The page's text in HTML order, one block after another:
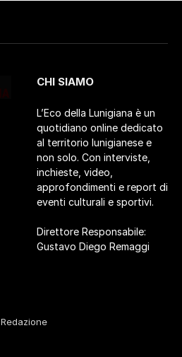
CHI SIAMO
L’Eco della Lunigiana è un
quotidiano online dedicato
al territorio lunigianese e
non solo. Con interviste,
inchieste, video,
approfondimenti e report di
eventi culturali e sportivi.
Direttore Responsabile:
Gustavo Diego Remaggi
Redazione